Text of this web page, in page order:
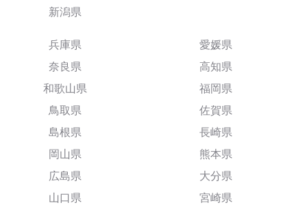
新潟県
兵庫県
奈良県
和歌山県
鳥取県
島根県
岡山県
広島県
山口県
愛媛県
高知県
福岡県
佐賀県
長崎県
熊本県
大分県
宮崎県